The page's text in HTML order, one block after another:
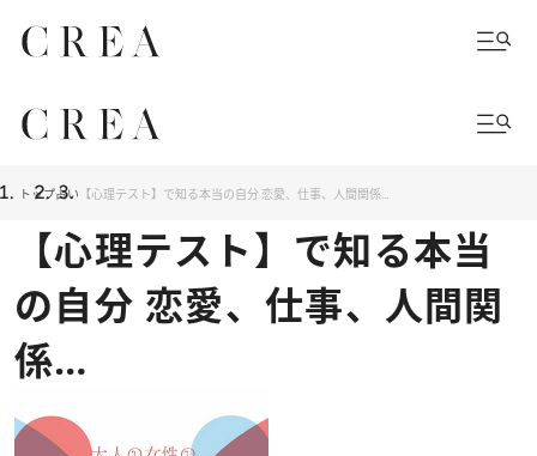
トップ占い 【心理テスト】で知る本当の自分 恋愛、仕事、人間関係…
【心理テスト】で知る本当
の自分 恋愛、仕事、人間関
係…